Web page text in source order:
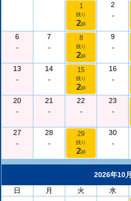
1
残り
2枠
2
-
6
-
7
-
8
残り
2枠
9
-
13
-
14
-
15
残り
2枠
16
-
20
-
21
-
22
-
23
-
27
-
28
-
29
残り
2枠
30
-
2026年10月
日
月 火 水